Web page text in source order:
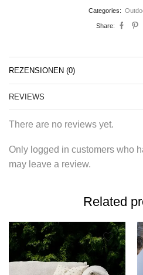
Categories:
Share:
REZENSIONEN (0)
REVIEWS
There are no reviews yet.
Only logged in customers who
may leave a review.
Related